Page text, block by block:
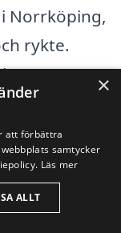
Norrköping,
rykte.
känsla
det bästa
bra att
flera
att du får
×
att förbättra
samtycker
Läs mer
ALLT